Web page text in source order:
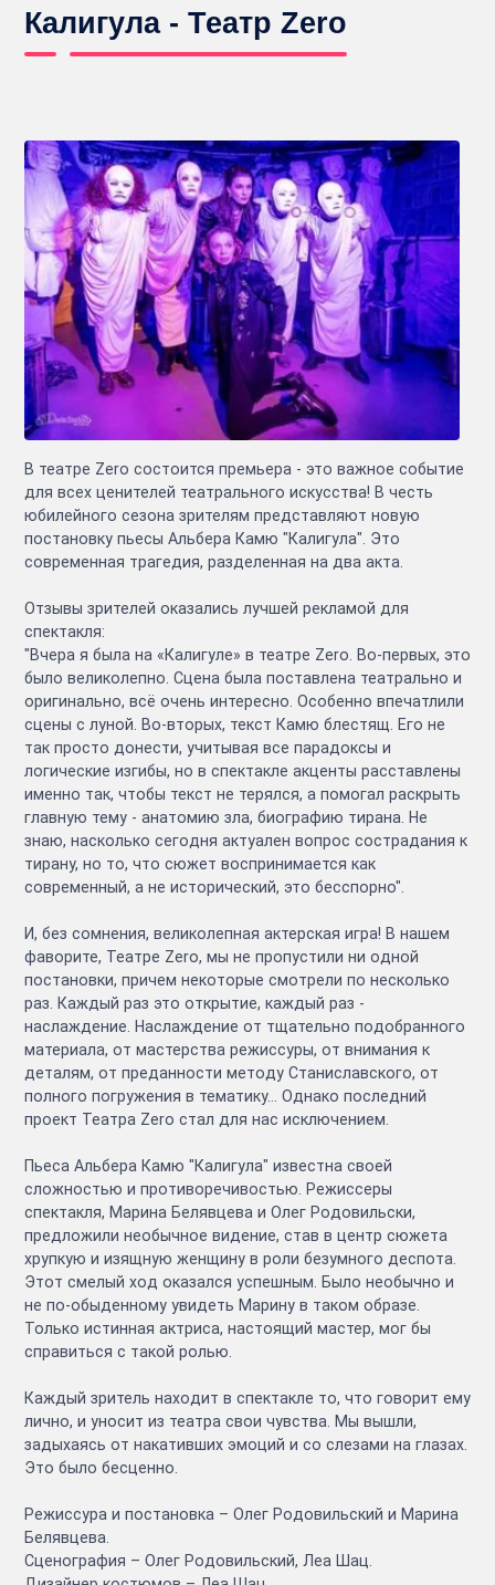
Калигула - Театр Zero
В театре Zero состоится премьера - это важное событие
для всех ценителей театрального искусства! В честь
юбилейного сезона зрителям представляют новую
постановку пьесы Альбера Камю "Калигула". Это
современная трагедия, разделенная на два акта.
Отзывы зрителей оказались лучшей рекламой для
спектакля:
"Вчера я была на «Калигуле» в театре Zero. Во-первых, это
было великолепно. Сцена была поставлена театрально и
оригинально, всё очень интересно. Особенно впечатлили
сцены с луной. Во-вторых, текст Камю блестящ. Его не
так просто донести, учитывая все парадоксы и
логические изгибы, но в спектакле акценты расставлены
именно так, чтобы текст не терялся, а помогал раскрыть
главную тему - анатомию зла, биографию тирана. Не
знаю, насколько сегодня актуален вопрос сострадания к
тирану, но то, что сюжет воспринимается как
современный, а не исторический, это бесспорно".
И, без сомнения, великолепная актерская игра! В нашем
фаворите, Театре Zero, мы не пропустили ни одной
постановки, причем некоторые смотрели по несколько
раз. Каждый раз это открытие, каждый раз -
наслаждение. Наслаждение от тщательно подобранного
материала, от мастерства режиссуры, от внимания к
деталям, от преданности методу Станиславского, от
полного погружения в тематику… Однако последний
проект Театра Zero стал для нас исключением.
Пьеса Альбера Камю "Калигула" известна своей
сложностью и противоречивостью. Режиссеры
спектакля, Марина Белявцева и Олег Родовильски,
предложили необычное видение, став в центр сюжета
хрупкую и изящную женщину в роли безумного деспота.
Этот смелый ход оказался успешным. Было необычно и
не по-обыденному увидеть Марину в таком образе.
Только истинная актриса, настоящий мастер, мог бы
справиться с такой ролью.
Каждый зритель находит в спектакле то, что говорит ему
лично, и уносит из театра свои чувства. Мы вышли,
задыхаясь от накативших эмоций и со слезами на глазах.
Это было бесценно.
Режиссура и постановка – Олег Родовильский и Марина
Белявцева.
Сценография – Олег Родовильский, Леа Шац.